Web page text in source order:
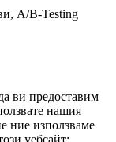
A/B-Testing
ви предоставим
нашия
ние използваме
уебсайт: